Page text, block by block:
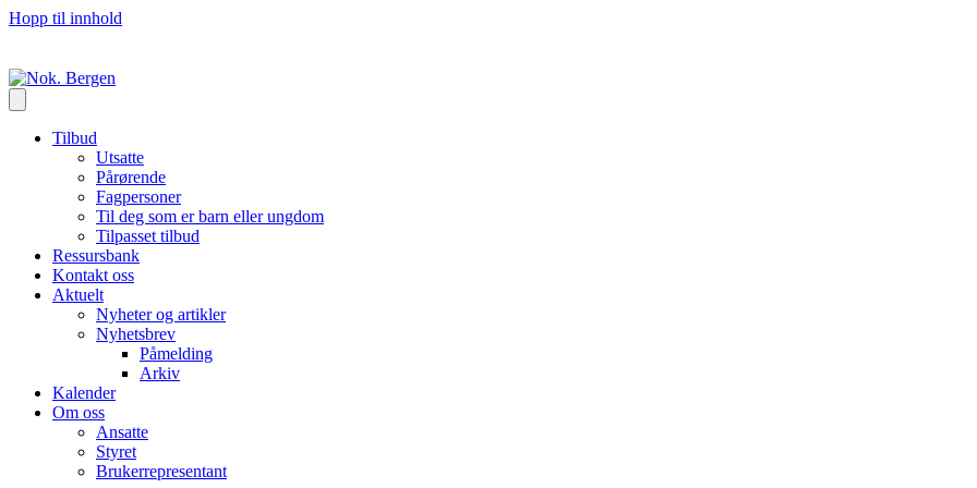
Hopp til innhold
Tilbud
Utsatte
Pårørende
Fagpersoner
Til deg som er barn eller ungdom
Tilpasset tilbud
Ressursbank
Kontakt oss
Aktuelt
Nyheter og artikler
Nyhetsbrev
Påmelding
Arkiv
Kalender
Om oss
Ansatte
Styret
Brukerrepresentant